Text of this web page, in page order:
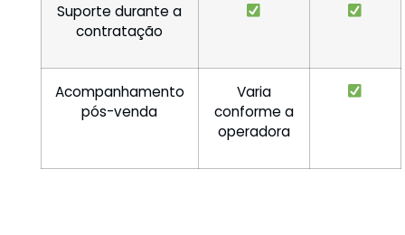
Suporte durante a
contratação
Acompanhamento
pós-venda
Varia
conforme a
operadora